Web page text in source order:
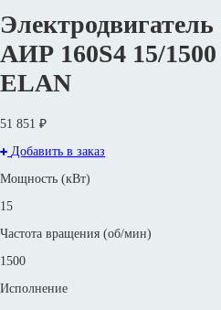
АИР 160S4 15/
ELAN
51 851 ₽
Добавить в заказ
Мощность (кВт)
15
Частота вращения (об/мин)
1500
Исполнение